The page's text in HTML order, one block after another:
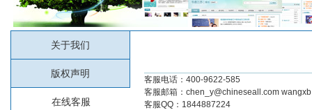
关于我们
版权声明
在线客服
客服电话：400-9622-585
客服邮箱：chen_y@chineseall.com
客服QQ：1844887224